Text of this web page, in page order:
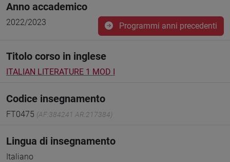
Anno accademico
2022/2023 Programmi anni precedenti
Titolo corso in inglese
ITALIAN LITERATURE 1 MOD I
Codice insegnamento
FT0475 (AF:384241 AR:217384)
Lingua di insegnamento
Italiano